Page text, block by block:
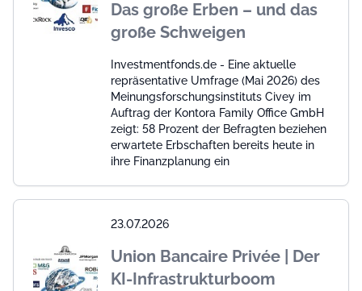
Das große Erben – und das
große Schweigen
Investmentfonds.de - Eine aktuelle
repräsentative Umfrage (Mai 2026) des
Meinungsforschungsinstituts Civey im
Auftrag der Kontora Family Office GmbH
zeigt: 58 Prozent der Befragten beziehen
erwartete Erbschaften bereits heute in
ihre Finanzplanung ein
23.07.2026
Union Bancaire Privée | Der
KI-Infrastrukturboom